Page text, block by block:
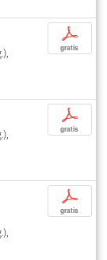
p
gratis
p
gratis
p
gratis